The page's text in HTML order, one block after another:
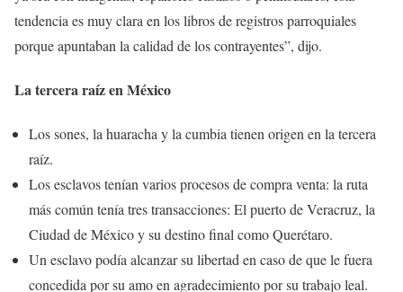
tendencia es muy clara en los libros de registros parroquiales
porque apuntaban la calidad de los contrayentes”, dijo.
La tercera raíz en México
Los sones, la huaracha y la cumbia tienen origen en la tercera
raíz.
Los esclavos tenían varios procesos de compra venta: la ruta
más común tenía tres transacciones: El puerto de Veracruz, la
Ciudad de México y su destino final como Querétaro.
Un esclavo podía alcanzar su libertad en caso de que le fuera
concedida por su amo en agradecimiento por su trabajo leal.